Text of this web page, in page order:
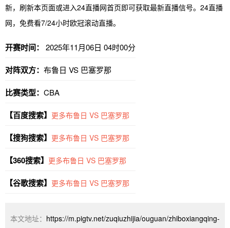
新，刷新本页面或进入24直播网首页即可获取最新直播信号。24直播
网，免费看7/24小时欧冠滚动直播。
开赛时间： 2025年11月06日 04时00分
对阵双方： 布鲁日 VS 巴塞罗那
比赛类型： CBA
【百度搜索】 更多布鲁日 VS 巴塞罗那
【搜狗搜索】 更多布鲁日 VS 巴塞罗那
【360搜索】 更多布鲁日 VS 巴塞罗那
【谷歌搜索】 更多布鲁日 VS 巴塞罗那
本文地址： https://m.pigtv.net/zuqiuzhijia/ouguan/zhiboxiangqing-